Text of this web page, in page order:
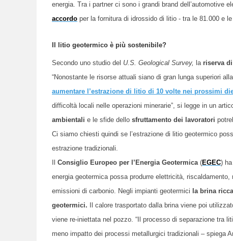
energia. Tra i partner ci sono i grandi brand dell’automotive
accordo per la fornitura di idrossido di litio - tra le 81.000 e
Il litio geotermico è più sostenibile?
Secondo uno studio del U.S. Geological Survey, la riserva
“Nonostante le risorse attuali siano di gran lunga superiori
aumentare l’estrazione di litio di 10 volte nei prossimi
difficoltà locali nelle operazioni minerarie”, si legge in un
ambientali e le sfide dello sfruttamento dei lavoratori
Ci siamo chiesti quindi se l’estrazione di litio geotermico
estrazione tradizionali.
Consiglio Europeo per l’Energia Geotermica(EGEC)
energia geotermica possa produrre elettricità,
emissioni di carbonio. Negli impianti geotermici la brina
geotermici. Il calore trasportato dalla brina viene poi
viene re-iniettata nel pozzo. “Il processo di separazione tra
meno impatto dei processi metallurgici tradizionali – spiega